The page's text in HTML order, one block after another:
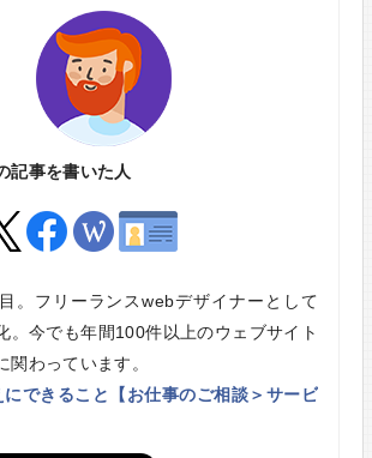
記事を書いた人
。フリーランスwebデザイナーとして
。今でも年間100件以上のウェブサイト
関わっています。
にできること【お仕事のご相談＞サービ